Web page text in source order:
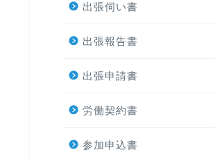
出張伺い書
出張報告書
出張申請書
労働契約書
参加申込書